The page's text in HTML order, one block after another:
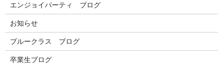
エンジョイパーティ ブログ
お知らせ
ブルークラス ブログ
卒業生ブログ